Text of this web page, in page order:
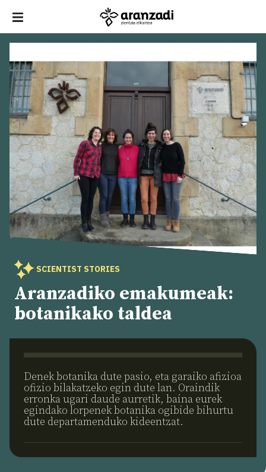
SCIENTIST STORIES
Aranzadiko emakumeak:
botanikako taldea
Denek botanika dute pasio, eta garaiko afizioa
ofizio bilakatzeko egin dute lan. Oraindik
erronka ugari daude aurretik, baina eurek
egindako lorpenek botanika ogibide bihurtu
dute departamenduko kideentzat.